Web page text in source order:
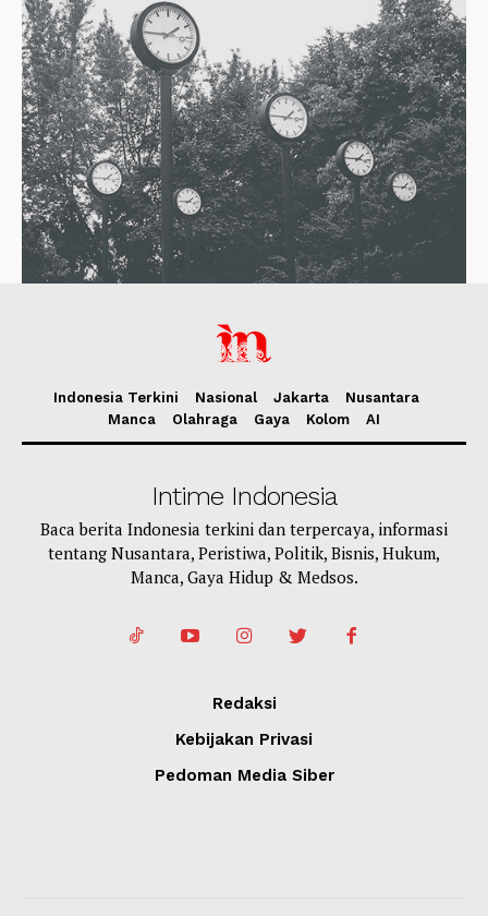
Indonesia Terkini Nasional Jakarta
Nusantara
Manca
Olahraga Gaya Kolom AI
Intime Indonesia
Baca berita Indonesia terkini dan terpercaya, informasi
tentang Nusantara, Peristiwa, Politik, Bisnis, Hukum,
Manca, Gaya Hidup & Medsos.
Redaksi
Kebijakan Privasi
Pedoman Media Siber